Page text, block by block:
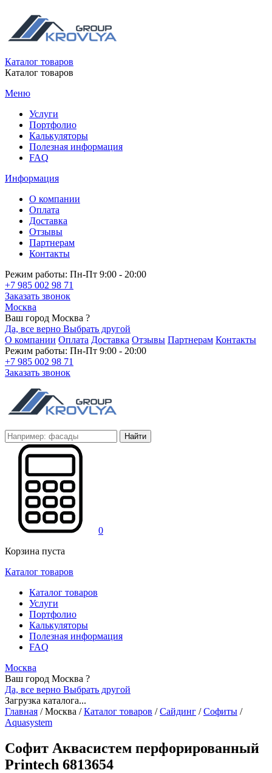
Каталог товаров
Каталог товаров
Меню
Услуги
Портфолио
Калькуляторы
Полезная информация
FAQ
Информация
О компании
Оплата
Доставка
Отзывы
Партнерам
Контакты
Режим работы: Пн-Пт 9:00 - 20:00
+7 985 002 98 71
Заказать звонок
Москва
Ваш город Москва ?
Да, все верно Выбрать другой
О компании Оплата Доставка Отзывы Партнерам Контакты
Режим работы: Пн-Пт 9:00 - 20:00
+7 985 002 98 71
Заказать звонок
Найти
0
Корзина пуста
Каталог товаров
Каталог товаров
Услуги
Портфолио
Калькуляторы
Полезная информация
FAQ
Москва
Ваш город Москва ?
Да, все верно Выбрать другой
Загрузка каталога...
Главная /Москва / Каталог товаров / Сайдинг / Софиты /
Aquasystem
Софит Аквасистем перфорированный
Printech 6813654